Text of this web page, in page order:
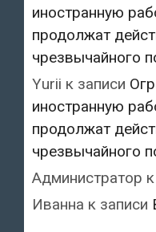
иностранную
продолжат
чрезвычайного
Yurii к записи
иностранную
продолжат
чрезвычайного
Администратор
Иванна к записи